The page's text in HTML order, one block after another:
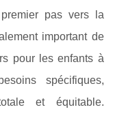
pas vers la
important de
pour les enfants à
spécifiques,
et équitable.